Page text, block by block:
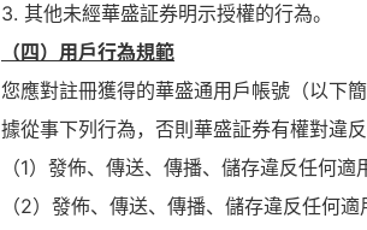
3. 其他未經華盛証券明示授權的行為。
（四）用戶行為規範
您應對註冊獲得的華盛通用戶帳號（以下
據從事下列行為，否則華盛証券有權對違
（1）發佈、傳送、傳播、儲存違反任何
（2）發佈、傳送、傳播、儲存違反任何適